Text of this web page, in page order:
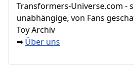
Transformers‑Universe.com -
unabhängige, von Fans
Toy Archiv
➡ Über uns